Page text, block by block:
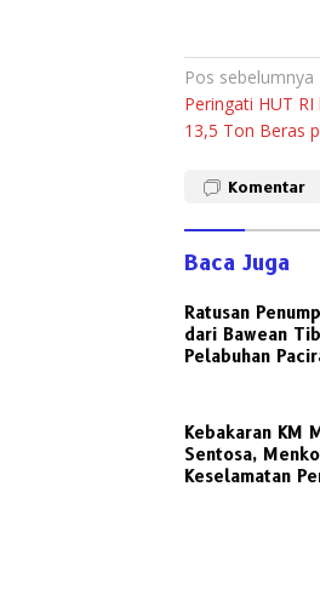
Navigasi
pos
Pos sebelumnya
Peringati HUT
13,5 Ton Beras
Komentar
Baca Juga
Ratusan
dari Bawean
Pelabuhan
Kebakaran KM
Sentosa,
Keselamatan